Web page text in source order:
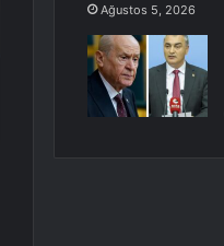
Ağustos 5, 2026